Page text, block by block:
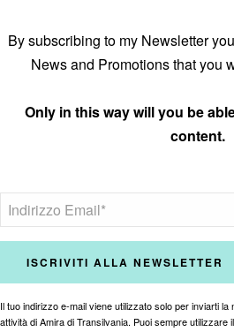
By subscribing to my Newsletter
News and Promotions that you
Only in this way will you be
content.
Il tuo indirizzo e-mail viene utilizzato solo per inviarti
attività di Amira di Transilvania. Puoi sempre utilizzare